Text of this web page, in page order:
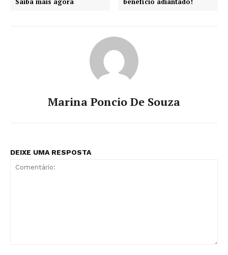
Marina Poncio De Souza
DEIXE UMA RESPOSTA